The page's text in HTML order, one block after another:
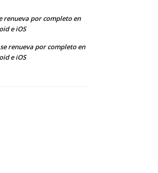
renueva por completo en
e iOS
se renueva por completo en
e iOS